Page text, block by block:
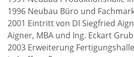
1996 Neubau Büro und
2001 Eintritt von DI Siegfried
Aigner, MBA und Ing. Eckart
2003 Erweiterung